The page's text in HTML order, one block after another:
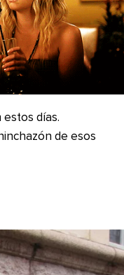
estos días.
de esos